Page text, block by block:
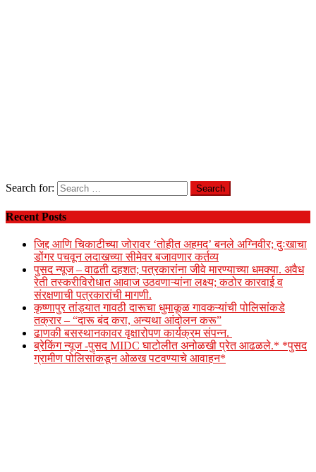
Search for:
Recent Posts
जिद्द आणि चिकाटीच्या जोरावर ‘तोहीत अहमद’ बनले अग्निवीर; दुःखाचा
डोंगर पचवून लदाखच्या सीमेवर बजावणार कर्तव्य
पुसद न्यूज – वाढती दहशत; पत्रकारांना जीवे मारण्याच्या धमक्या. अवैध
रेती तस्करीविरोधात आवाज उठवणाऱ्यांना लक्ष्य; कठोर कारवाई व
संरक्षणाची पत्रकारांची मागणी.
कृष्णापुर तांड्यात गावठी दारूचा धुमाकूळ गावकऱ्यांची पोलिसांकडे
तक्रार – “दारू बंद करा, अन्यथा आंदोलन करू”
ढाणकी बसस्थानकावर वृक्षारोपण कार्यक्रम संपन्न.
ब्रेकिंग न्यूज -पुसद MIDC घाटोलीत अनोळखी प्रेत आढळले.* *पुसद
ग्रामीण पोलिसांकडून ओळख पटवण्याचे आवाहन*